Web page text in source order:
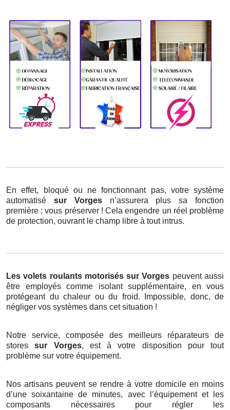
En effet, bloqué ou ne fonctionnant pas, votre système
automatisé sur Vorges n’assurera plus sa fonction
première : vous préserver ! Cela engendre un réel problème
de protection, ouvrant le champ libre à tout intrus.
Les volets roulants motorisés sur Vorges peuvent aussi
être employés comme isolant supplémentaire, en vous
protégeant du chaleur ou du froid. Impossible, donc, de
négliger vos systèmes dans cet situation !
Notre service, composée des meilleurs réparateurs de
storessur Vorges, est à votre disposition pour tout
problème sur votre équipement.
Nos artisans peuvent se rendre à votre domicile en moins
d’une soixantaine de minutes, avec l’équipement et les
composants nécessaires pour régler les